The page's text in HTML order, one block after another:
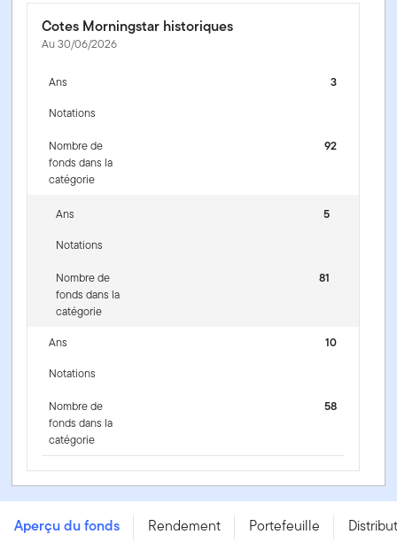
Cotes Morningstar historiques
Au 30/06/2026
Ans
3
Notations
Nombre de
fonds dans la
catégorie
92
Ans
5
Notations
Nombre de
fonds dans la
catégorie
81
Ans
10
Notations
Nombre de
fonds dans la
catégorie
58
Fonds d’obligations de sociétés canadiennes Franklin -
Series A
Aperçu du fonds Rendement Portefeuille